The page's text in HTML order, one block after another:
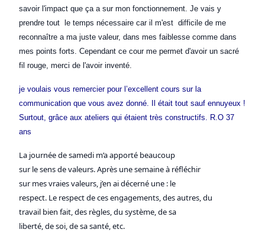
savoir l'impact que ça a sur mon fonctionnement. Je vais y
prendre tout le temps nécessaire car il m'est difficile de me
reconnaître a ma juste valeur, dans mes faiblesse comme dans
mes points forts. Cependant ce cour me permet d'avoir un sacré
fil rouge, merci de l'avoir inventé.
je voulais vous remercier pour l’excellent cours sur la
communication que vous avez donné. Il était tout sauf ennuyeux !
Surtout, grâce aux ateliers qui étaient très constructifs. R.O 37
ans
La journée de samedi m’a apporté beaucoup
sur le sens de valeurs. Après une semaine à réfléchir
sur mes vraies valeurs, j’en ai décerné une : le
respect. Le respect de ces engagements, des autres, du
travail bien fait, des règles, du système, de sa
liberté, de soi, de sa santé, etc.